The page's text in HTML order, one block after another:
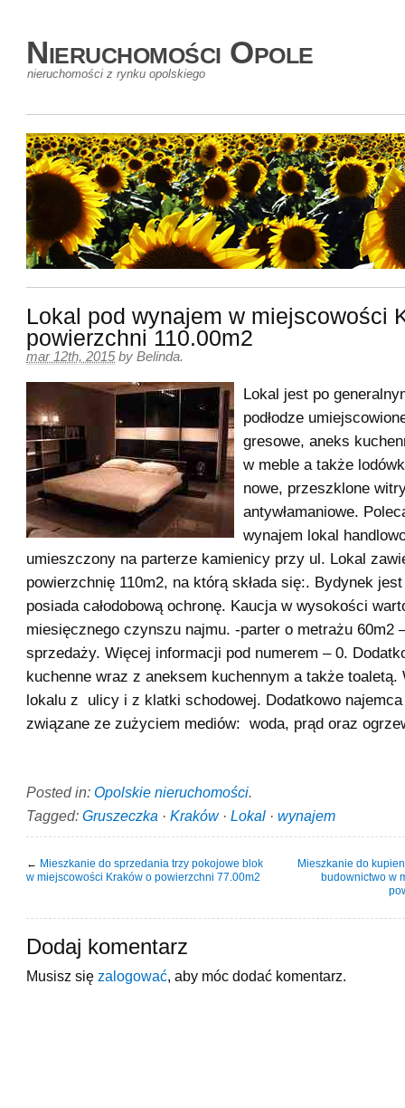
Nieruchomości Opole
nieruchomości z rynku opolskiego
Lokal pod wynajem w miejscowości
powierzchni 110.00m2
mar 12th, 2015 by Belinda.
Lokal jest po
podłodze
gresowe, aneks
w meble a także
nowe, przeszklone
antywłamaniowe.
wynajem lokal
umieszczony na parterze kamienicy przy ul. Lokal
powierzchnię 110m2, na którą składa się:. Bydynek
posiada całodobową ochronę. Kaucja w wysokości
miesięcznego czynszu najmu. -parter o metrażu 60m2
sprzedaży. Więcej informacji pod numerem – 0.
kuchenne wraz z aneksem kuchennym a także toaletą.
lokalu z ulicy i z klatki schodowej. Dodatkowo najemca
związane ze zużyciem mediów: woda, prąd oraz
Posted in: Opolskie nieruchomości.
Tagged: Gruszeczka · Kraków· Lokal · wynajem
← Mieszkanie do sprzedania trzy pokojowe blok
w miejscowości Kraków o powierzchni 77.00m2
Mieszkanie do
budownictwo w
Dodaj komentarz
Musisz się zalogować , aby móc dodać komentarz.